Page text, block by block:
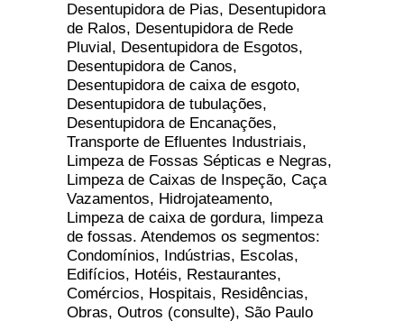
Desentupidora de Pias, Desentupidora
de Ralos, Desentupidora de Rede
Pluvial, Desentupidora de Esgotos,
Desentupidora de Canos,
Desentupidora de caixa de esgoto,
Desentupidora de tubulações,
Desentupidora de Encanações,
Transporte de Efluentes Industriais,
Limpeza de Fossas Sépticas e Negras,
Limpeza de Caixas de Inspeção, Caça
Vazamentos, Hidrojateamento,
Limpeza de caixa de gordura, limpeza
de fossas. Atendemos os segmentos:
Condomínios, Indústrias, Escolas,
Edifícios, Hotéis, Restaurantes,
Comércios, Hospitais, Residências,
Obras, Outros (consulte), São Paulo